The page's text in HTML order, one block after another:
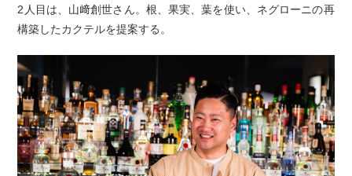
2人目は、山﨑創世さん。根、果実、葉を使い、ネグローニの再
構築したカクテルを提案する。